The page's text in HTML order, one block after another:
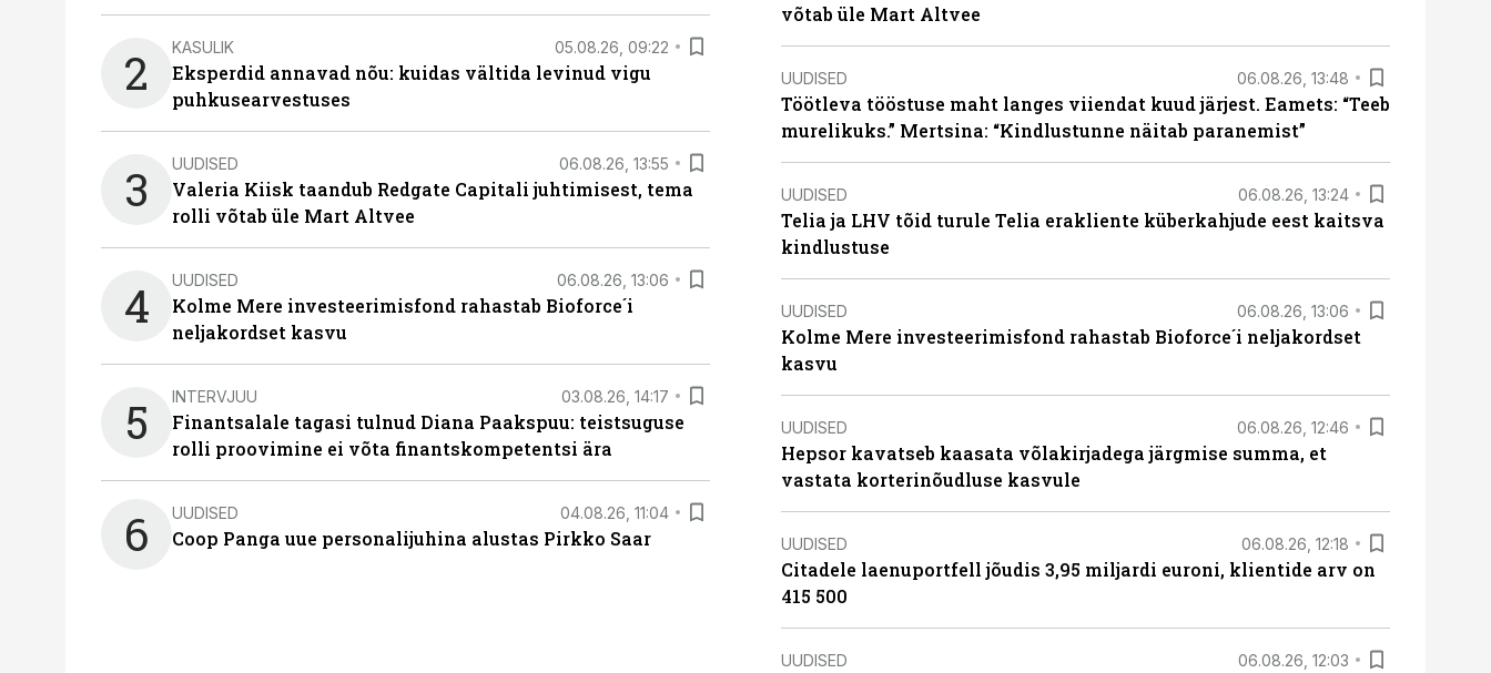
2 KASULIK 05.08.26, 09:22
Eksperdid annavad nõu: kuidas vältida levinud vigu
puhkusearvestuses
3 UUDISED 06.08.26, 13:55
Valeria Kiisk taandub Redgate Capitali juhtimisest, tema
rolli võtab üle Mart Altvee
4 UUDISED 06.08.26, 13:06
Kolme Mere investeerimisfond rahastab Bioforce´i
neljakordset kasvu
5 INTERVJUU 03.08.26, 14:17
Finantsalale tagasi tulnud Diana Paakspuu: teistsuguse
rolli proovimine ei võta finantskompetentsi ära
6 UUDISED 04.08.26, 11:04
Coop Panga uue personalijuhina alustas Pirkko Saar
võtab üle Mart Altvee
UUDISED 06.08.26, 13:48
Töötleva tööstuse maht langes viiendat kuud järjest. Eamets: “Teeb
murelikuks.” Mertsina: “Kindlustunne näitab paranemist”
UUDISED 06.08.26, 13:24
Telia ja LHV tõid turule Telia erakliente küberkahjude eest kaitsva
kindlustuse
UUDISED 06.08.26, 13:06
Kolme Mere investeerimisfond rahastab Bioforce´i neljakordset
kasvu
UUDISED 06.08.26, 12:46
Hepsor kavatseb kaasata võlakirjadega järgmise summa, et
vastata korterinõudluse kasvule
UUDISED 06.08.26, 12:18
Citadele laenuportfell jõudis 3,95 miljardi euroni, klientide arv on
415 500
UUDISED 06.08.26, 12:03